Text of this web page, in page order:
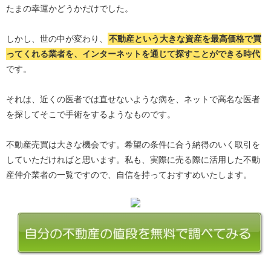
たまの幸運かどうかだけでした。
しかし、世の中が変わり、
不動産という大きな資産を最高価格で買
ってくれる業者を、インターネットを通じて探すことができる時代
です。
それは、近くの医者では直せないような病を、ネットで高名な医者
を探してそこで手術をするようなものです。
不動産売買は大きな機会です。希望の条件に合う納得のいく取引を
していただければと思います。私も、実際に売る際に活用した不動
産仲介業者の一覧ですので、自信を持っておすすめいたします。